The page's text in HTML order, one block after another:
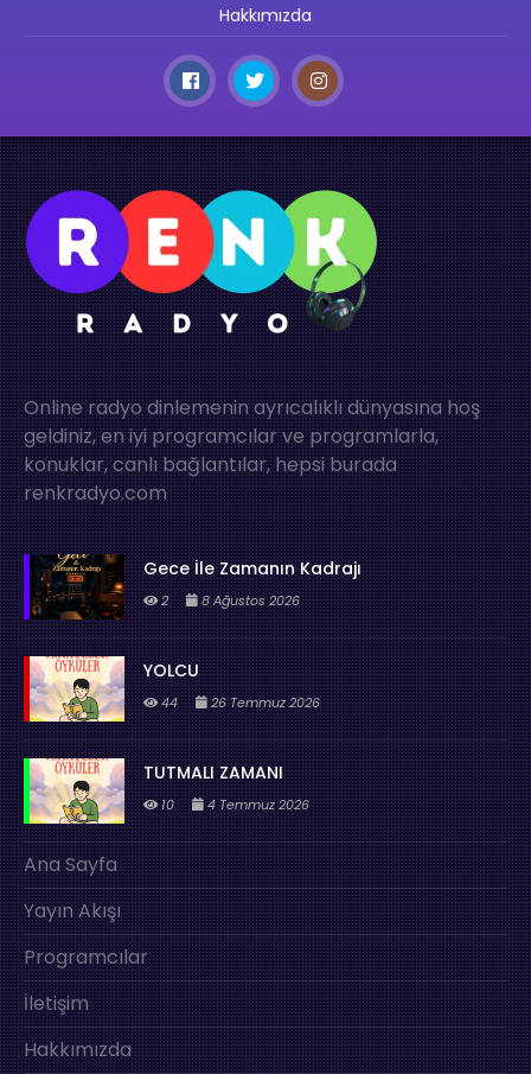
Hakkımızda
Online radyo dinlemenin ayrıcalıklı dünyasına hoş
geldiniz, en iyi programcılar ve programlarla,
konuklar, canlı bağlantılar, hepsi burada
renkradyo.com
Gece İle Zamanın Kadrajı
2 8 Ağustos 2026
YOLCU
44 26 Temmuz 2026
TUTMALI ZAMANI
10 4 Temmuz 2026
Ana Sayfa
Yayın Akışı
Programcılar
İletişim
Hakkımızda